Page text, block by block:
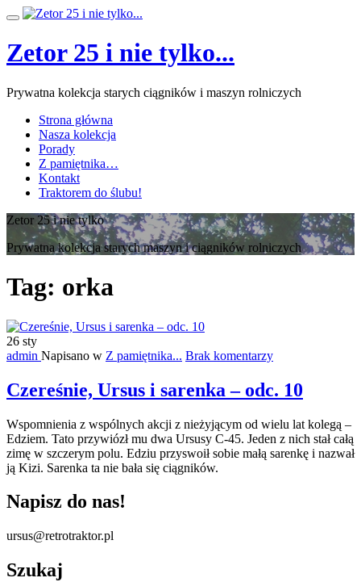
Przeskocz
treści
Przełącz
Zetor 25 i nie tylko...
Prywatna kolekcja starych ciągników i maszyn rolniczych
Strona główna
Nasza kolekcja
Porady
Z pamiętnika…
Kontakt
Traktorem do ślubu!
Zetor 25 i nie tylko
Prywatna kolekcja starych maszyn i ciągników rolniczych
Tag: orka
26 sty
admin Napisano w Z pamiętnika... Brak komentarzy
Czereśnie, Ursus i sarenka – odc. 10
Wspomnienia z wspólnych akcji z nieżyjącym od wielu lat kolegą –
Edziem. Tato przywiózł mu dwa Ursusy C-45. Jeden z nich stał całą
zimę w szczerym polu. Edziu przyswoił sobie małą sarenkę i nazwał
ją Kizi. Sarenka ta nie bała się ciągników.
Napisz do nas!
ursus@retrotraktor.pl
Szukaj